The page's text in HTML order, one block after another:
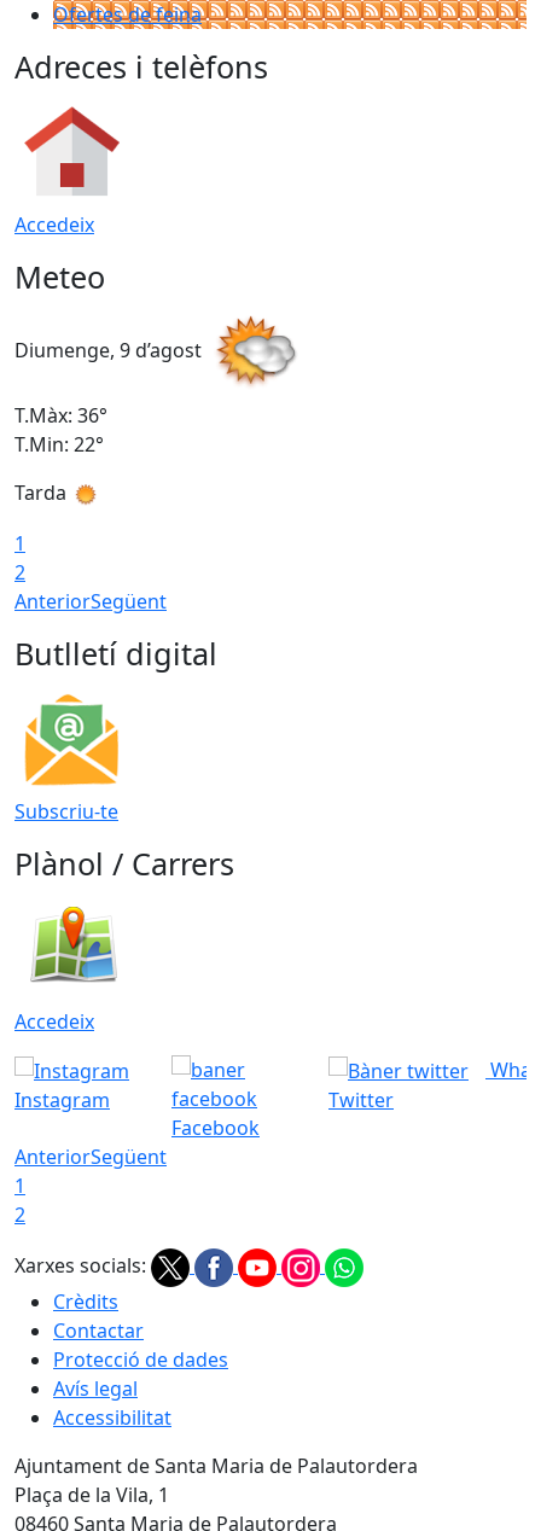
Ofertes de feina
Adreces i telèfons
Accedeix
Meteo
Diumenge, 9 d’agost
T.Màx: 36°
T.Min: 22°
Tarda
1
2
AnteriorSegüent
Butlletí digital
Subscriu-te
Plànol / Carrers
Accedeix
Instagram
Facebook
Twitter
AnteriorSegüent
1
2
Xarxes socials:
Crèdits
Contactar
Protecció de dades
Avís legal
Accessibilitat
Ajuntament de Santa Maria de Palautordera
Plaça de la Vila, 1
08460 Santa Maria de Palautordera